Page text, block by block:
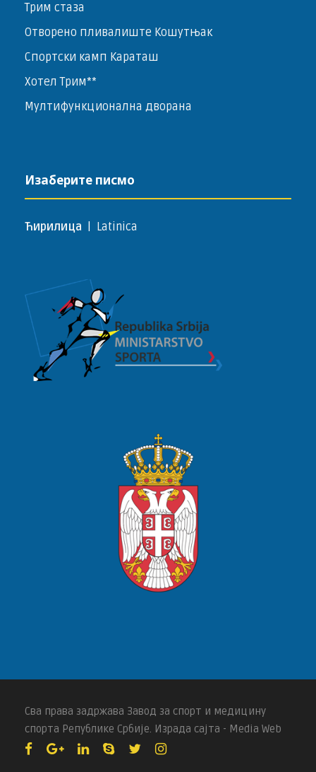
Трим стаза
Отворено пливалиште Кошутњак
Спортски камп Караташ
Хотел Трим**
Мултифункционална дворана
Изаберите писмо
Ћирилица Latinica
Сва права задржава Завод за спорт и медицину
спорта Републике Србије. Израда сајта - Media Web